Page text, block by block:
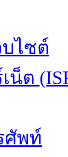
บไซต์
น็ต
ศัพท์